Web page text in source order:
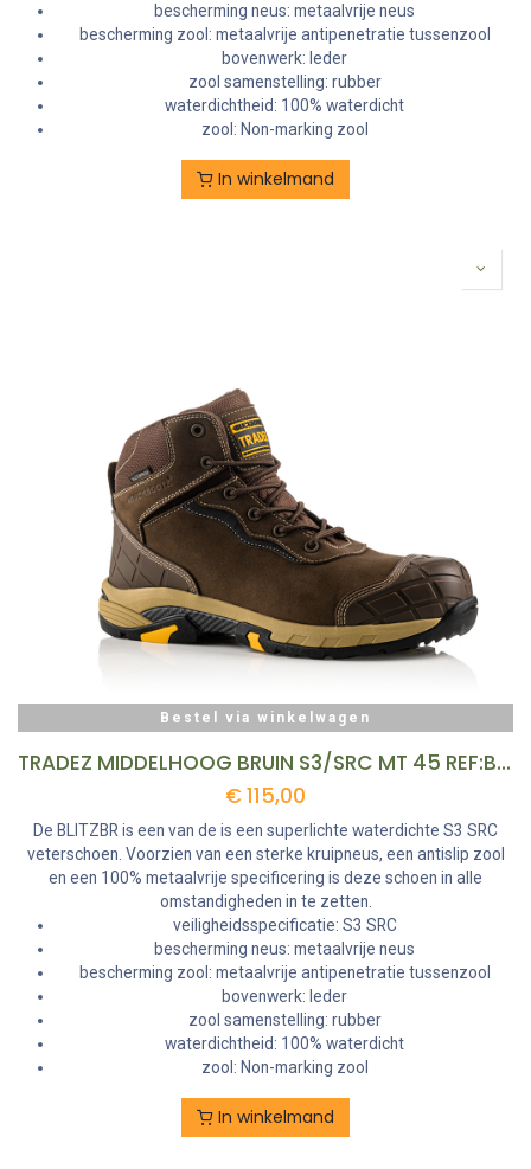
bescherming neus: metaalvrije neus
bescherming zool: metaalvrije antipenetratie tussenzool
bovenwerk: leder
zool samenstelling: rubber
waterdichtheid: 100% waterdicht
zool: Non-marking zool
In winkelmand
Bestel via winkelwagen
TRADEZ MIDDELHOOG BRUIN S3/SRC MT 45 REF:BLITZBR-45 BUCKBOOTZ
€115,00
De BLITZBR is een van de is een superlichte waterdichte S3 SRC
veterschoen. Voorzien van een sterke kruipneus, een antislip zool
en een 100% metaalvrije specificering is deze schoen in alle
omstandigheden in te zetten.
veiligheidsspecificatie: S3 SRC
bescherming neus: metaalvrije neus
bescherming zool: metaalvrije antipenetratie tussenzool
bovenwerk: leder
zool samenstelling: rubber
waterdichtheid: 100% waterdicht
zool: Non-marking zool
In winkelmand